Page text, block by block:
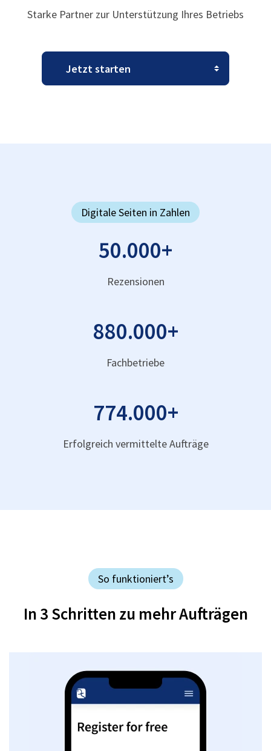
Starke Partner zur Unterstützung Ihres Betriebs
Digitale Seiten in Zahlen
50.000+
Rezensionen
880.000+
Fachbetriebe
774.000+
Erfolgreich vermittelte Aufträge
So funktioniert’s
In 3 Schritten zu mehr Aufträgen